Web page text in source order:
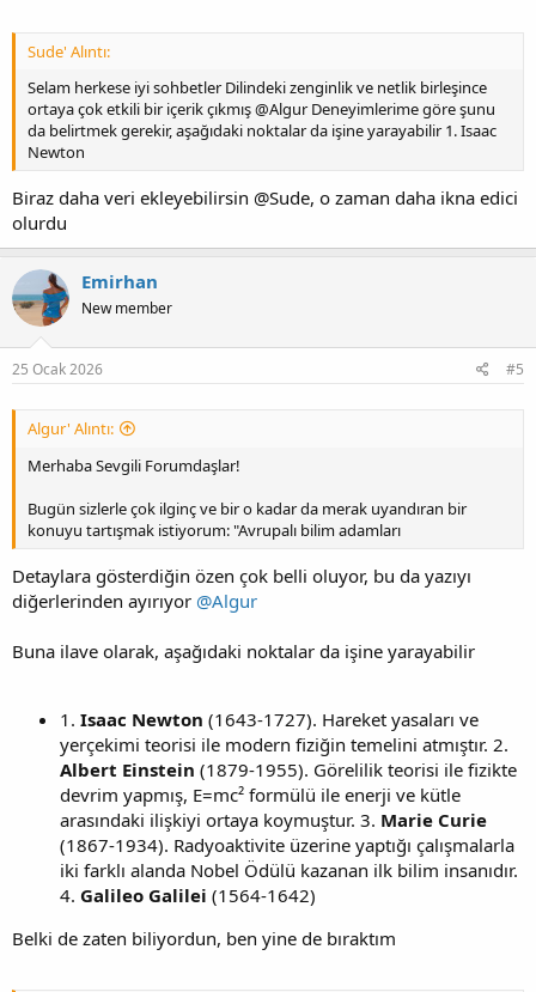
Sude' Alıntı:
Selam herkese iyi sohbetler Dilindeki zenginlik ve netlik birleşince
ortaya çok etkili bir içerik çıkmış @Algur Deneyimlerime göre şunu
da belirtmek gerekir, aşağıdaki noktalar da işine yarayabilir 1. Isaac
Newton
Biraz daha veri ekleyebilirsin @Sude, o zaman daha ikna edici
olurdu
Emirhan
New member
25 Ocak 2026 #5
Algur' Alıntı:
Merhaba Sevgili Forumdaşlar!
Bugün sizlerle çok ilginç ve bir o kadar da merak uyandıran bir
konuyu tartışmak istiyorum: "Avrupalı bilim adamları
Detaylara gösterdiğin özen çok belli oluyor, bu da yazıyı
diğerlerinden ayırıyor @Algur
Buna ilave olarak, aşağıdaki noktalar da işine yarayabilir
1. Isaac Newton (1643-1727). Hareket yasaları ve
yerçekimi teorisi ile modern fiziğin temelini atmıştır. 2.
Albert Einstein (1879-1955). Görelilik teorisi ile fizikte
devrim yapmış, E=mc² formülü ile enerji ve kütle
arasındaki ilişkiyi ortaya koymuştur. 3. Marie Curie
(1867-1934). Radyoaktivite üzerine yaptığı çalışmalarla
iki farklı alanda Nobel Ödülü kazanan ilk bilim insanıdır.
4. Galileo Galilei (1564-1642)
Belki de zaten biliyordun, ben yine de bıraktım